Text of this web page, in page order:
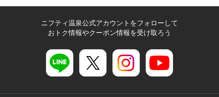
ニフティ温泉公式アカウントをフォローして
おトク情報やクーポン情報を受け取ろう